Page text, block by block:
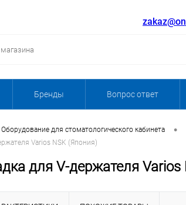
Бренды Вопрос ответ
Оборудование для стоматологического кабинета •
Varios NSK (Япония)
для V-держателя Varios